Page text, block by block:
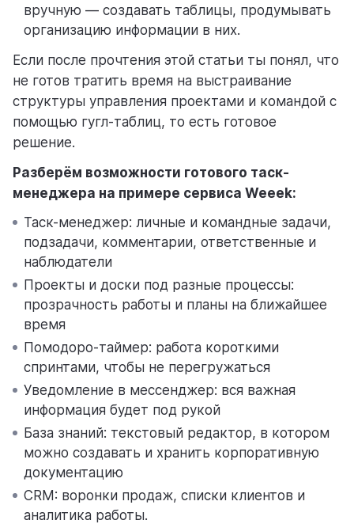
вручную — создавать таблицы, продумывать
организацию информации в них.
Если после прочтения этой статьи ты понял, что
не готов тратить время на выстраивание
структуры управления проектами и командой с
помощью гугл-таблиц, то есть готовое
решение.
Разберём возможности готового таск-
менеджера на примере сервиса Weeek:
Таск-менеджер: личные и командные задачи,
подзадачи, комментарии, ответственные и
наблюдатели
Проекты и доски под разные процессы:
прозрачность работы и планы на ближайшее
время
Помодоро-таймер: работа короткими
спринтами, чтобы не перегружаться
Уведомление в мессенджер: вся важная
информация будет под рукой
База знаний: текстовый редактор, в котором
можно создавать и хранить корпоративную
документацию
CRM: воронки продаж, списки клиентов и
аналитика работы.